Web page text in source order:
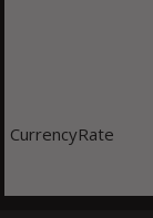
CurrencyRate